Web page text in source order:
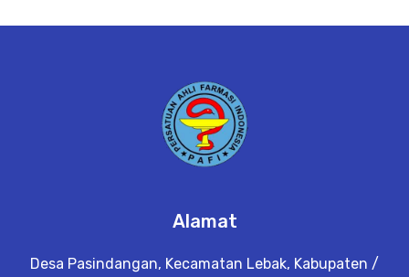
Alamat
Desa Pasindangan, Kecamatan Lebak, Kabupaten /